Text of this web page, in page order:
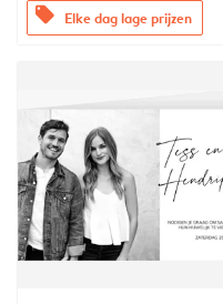
offers Elke dag lage prijzen